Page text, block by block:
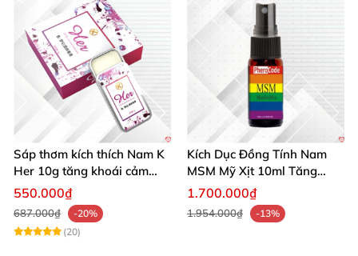
Sáp thơm kích thích Nam K
Her 10g tăng khoái cảm
phái mạnh
550.000₫
687.000₫
-20%
(20)
Kích Dục Đồng Tính Nam
MSM Mỹ Xịt 10ml Tăng
Ham Muốn Gay
1.700.000₫
1.954.000₫ -13%